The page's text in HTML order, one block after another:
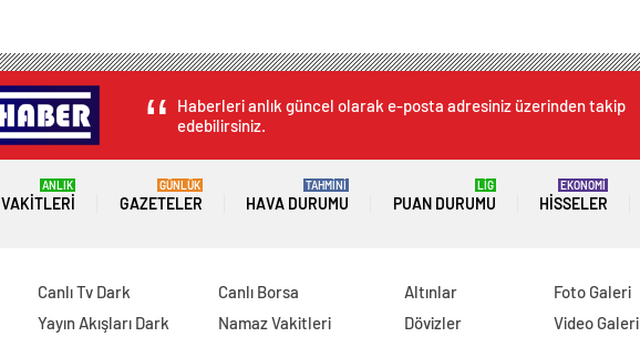
Haberleri anlık güncel olarak e-posta adresiniz üzerinden takip
edebilirsiniz.
ANLIK
GAZETELER
GÜNLÜK
HAVA DURUMU
TAHMİNİ
PUAN DURUMU
LİG
HISSELER
EKONOMİ
Canlı Tv Dark
Yayın Akışları Dark
Canlı Borsa
Namaz Vakitleri
Altınlar
Dövizler
Foto Galeri
Video Galeri